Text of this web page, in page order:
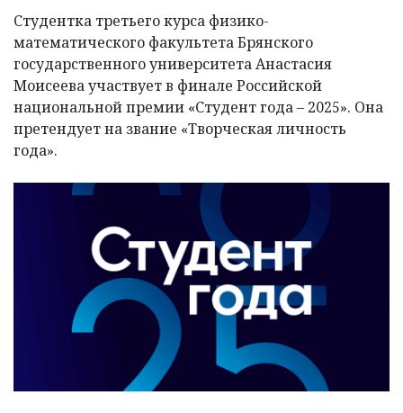
Студентка третьего курса физико-
математического факультета Брянского
государственного университета Анастасия
Моисеева участвует в финале Российской
национальной премии «Студент года – 2025». Она
претендует на звание «Творческая личность
года».